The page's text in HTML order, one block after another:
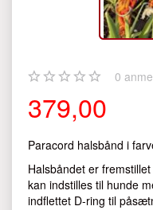
0
379,00
Paracord halsbånd i
Halsbåndet er
kan indstilles til hunde
indflettet D-ring til